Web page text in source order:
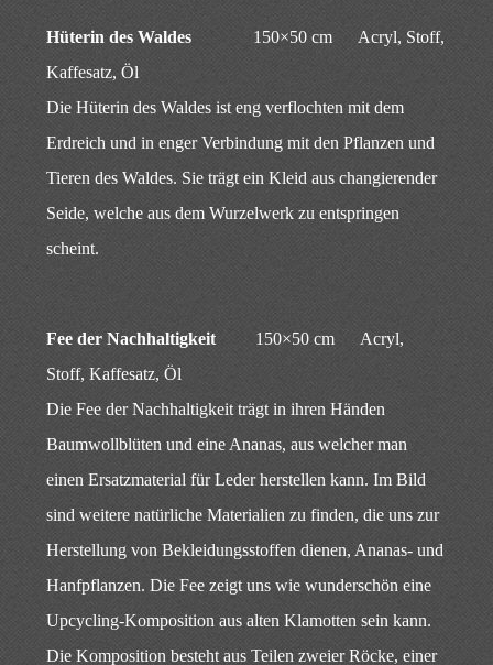
Hüterin des Waldes 150×50 cm Acryl, Stoff,
Kaffesatz, Öl
Die Hüterin des Waldes ist eng verflochten mit dem
Erdreich und in enger Verbindung mit den Pflanzen und
Tieren des Waldes. Sie trägt ein Kleid aus changierender
Seide, welche aus dem Wurzelwerk zu entspringen
scheint.
Fee der Nachhaltigkeit 150×50 cm Acryl,
Stoff, Kaffesatz, Öl
Die Fee der Nachhaltigkeit trägt in ihren Händen
Baumwollblüten und eine Ananas, aus welcher man
einen Ersatzmaterial für Leder herstellen kann. Im Bild
sind weitere natürliche Materialien zu finden, die uns zur
Herstellung von Bekleidungsstoffen dienen, Ananas- und
Hanfpflanzen. Die Fee zeigt uns wie wunderschön eine
Upcycling-Komposition aus alten Klamotten sein kann.
Die Komposition besteht aus Teilen zweier Röcke, einer